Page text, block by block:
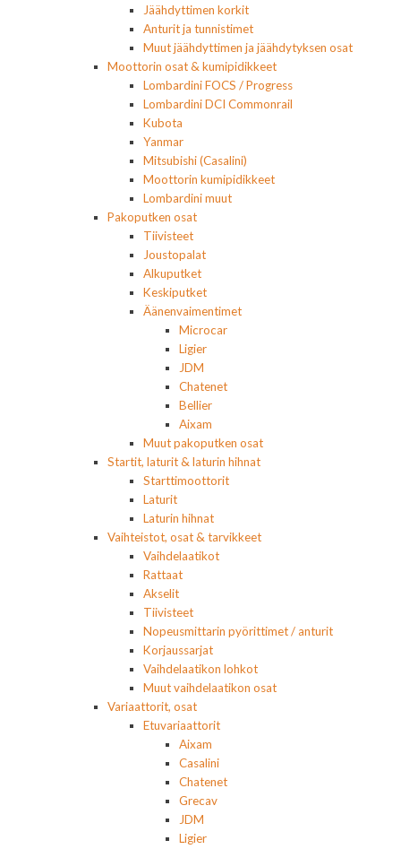
Jäähdyttimen korkit
Anturit ja tunnistimet
Muut jäähdyttimen ja jäähdytyksen osat
Moottorin osat & kumipidikkeet
Lombardini FOCS / Progress
Lombardini DCI Commonrail
Kubota
Yanmar
Mitsubishi (Casalini)
Moottorin kumipidikkeet
Lombardini muut
Pakoputken osat
Tiivisteet
Joustopalat
Alkuputket
Keskiputket
Äänenvaimentimet
Microcar
Ligier
JDM
Chatenet
Bellier
Aixam
Muut pakoputken osat
Startit, laturit & laturin hihnat
Starttimoottorit
Laturit
Laturin hihnat
Vaihteistot, osat & tarvikkeet
Vaihdelaatikot
Rattaat
Akselit
Tiivisteet
Nopeusmittarin pyörittimet / anturit
Korjaussarjat
Vaihdelaatikon lohkot
Muut vaihdelaatikon osat
Variaattorit, osat
Etuvariaattorit
Aixam
Casalini
Chatenet
Grecav
JDM
Ligier